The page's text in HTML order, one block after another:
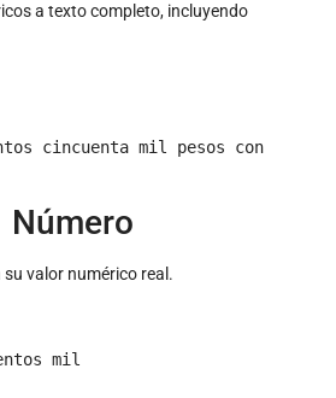
a texto completo, incluyendo
cincuenta mil pesos con
valor numérico real.
mil